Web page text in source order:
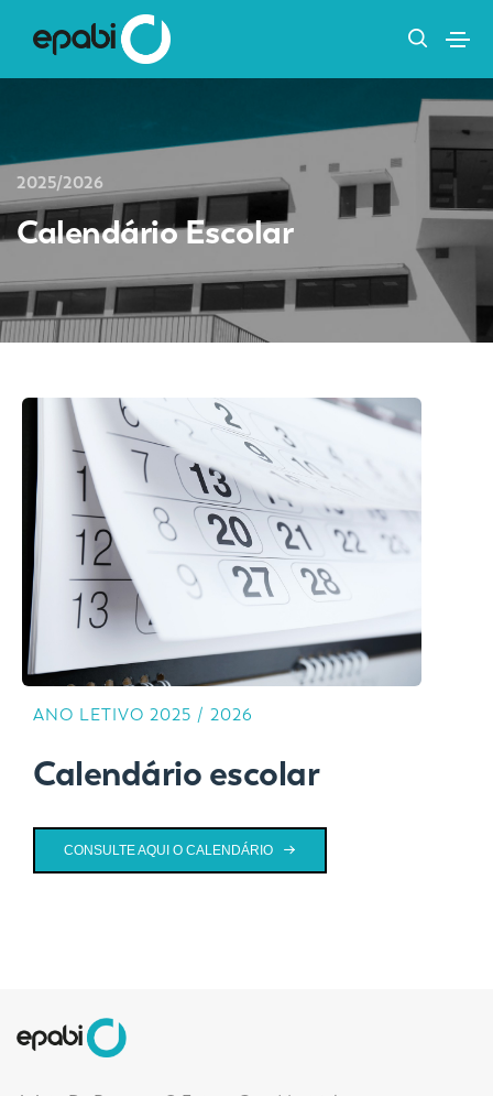
2025/2026
Calendário Escolar
ANO LETIVO 2025 / 2026
Calendário escolar
CONSULTE AQUI O CALENDÁRIO